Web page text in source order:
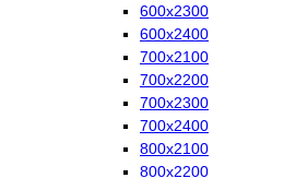
600х2300
600х2400
700х2100
700х2200
700х2300
700х2400
800х2100
800х2200